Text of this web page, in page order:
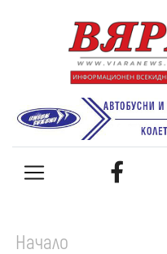
Начало